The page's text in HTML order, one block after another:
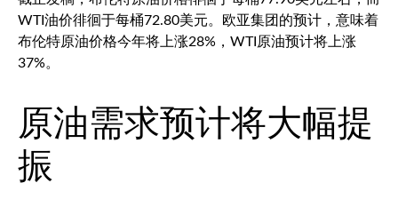
WTI油价徘徊于每桶72.80美元。欧亚集团的预计，意味着
布伦特原油价格今年将上涨28%，WTI原油预计将上涨
37%。
原油需求预计将大幅提
振